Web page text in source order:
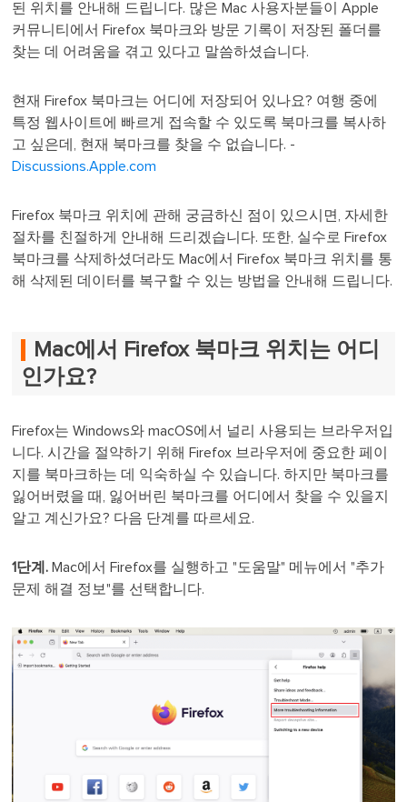
된 위치를 안내해 드립니다. 많은 Mac 사용자분들이 Apple
커뮤니티에서 Firefox 북마크와 방문 기록이 저장된 폴더를
찾는 데 어려움을 겪고 있다고 말씀하셨습니다.
현재 Firefox 북마크는 어디에 저장되어 있나요? 여행 중에
특정 웹사이트에 빠르게 접속할 수 있도록 북마크를 복사하
고 싶은데, 현재 북마크를 찾을 수 없습니다. -
Discussions.Apple.com
Firefox 북마크 위치에 관해 궁금하신 점이 있으시면, 자세한
절차를 친절하게 안내해 드리겠습니다. 또한, 실수로 Firefox
북마크를 삭제하셨더라도 Mac에서 Firefox 북마크 위치를 통
해 삭제된 데이터를 복구할 수 있는 방법을 안내해 드립니다.
Mac에서 Firefox 북마크 위치는 어디
인가요?
Firefox는 Windows와 macOS에서 널리 사용되는 브라우저입
니다. 시간을 절약하기 위해 Firefox 브라우저에 중요한 페이
지를 북마크하는 데 익숙하실 수 있습니다. 하지만 북마크를
잃어버렸을 때, 잃어버린 북마크를 어디에서 찾을 수 있을지
알고 계신가요? 다음 단계를 따르세요.
1단계. Mac에서 Firefox를 실행하고 "도움말" 메뉴에서 "추가
문제 해결 정보"를 선택합니다.